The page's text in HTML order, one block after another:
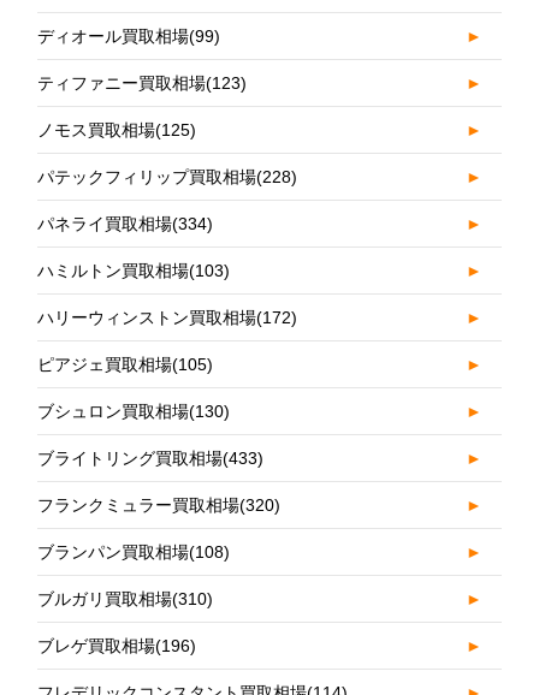
ディオール買取相場(99) ►
ティファニー買取相場(123) ►
ノモス買取相場(125) ►
パテックフィリップ買取相場(228) ►
パネライ買取相場(334) ►
ハミルトン買取相場(103) ►
ハリーウィンストン買取相場(172) ►
ピアジェ買取相場(105) ►
ブシュロン買取相場(130) ►
ブライトリング買取相場(433) ►
フランクミュラー買取相場(320) ►
ブランパン買取相場(108) ►
ブルガリ買取相場(310) ►
ブレゲ買取相場(196) ►